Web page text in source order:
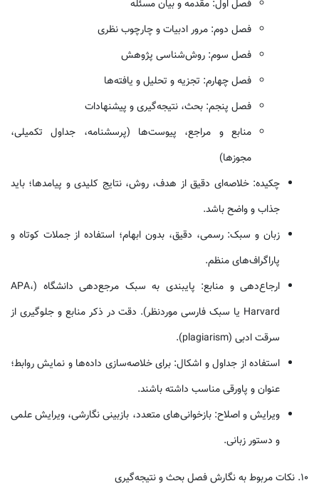
فصل اول: مقدمه و بیان مسئله
فصل دوم: مرور ادبیات و چارچوب نظری
فصل سوم: روش‌شناسی پژوهش
فصل چهارم: تجزیه و تحلیل و یافته‌ها
فصل پنجم: بحث، نتیجه‌گیری و پیشنهادات
منابع و مراجع، پیوست‌ها (پرسشنامه، جداول تکمیلی،
مجوزها)
چکیده: خلاصه‌ای دقیق از هدف، روش، نتایج کلیدی و پیامدها؛ باید
جذاب و واضح باشد.
زبان و سبک: رسمی، دقیق، بدون ابهام؛ استفاده از جملات کوتاه و
پاراگراف‌های منظم.
ارجاع‌دهی و منابع: پایبندی به سبک مرجع‌دهی دانشگاه (APA،
Harvard یا سبک فارسی موردنظر). دقت در ذکر منابع و جلوگیری از
سرقت ادبی (plagiarism).
استفاده از جداول و اشکال: برای خلاصه‌سازی داده‌ها و نمایش روابط؛
عنوان و پاورقی مناسب داشته باشند.
ویرایش و اصلاح: بازخوانی‌های متعدد، بازبینی نگارشی، ویرایش علمی
و دستور زبانی.
۱۰. نکات مربوط به نگارش فصل بحث و نتیجه‌گیری